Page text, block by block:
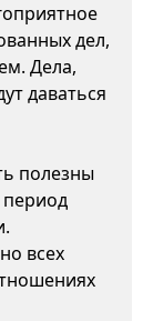
дел,
Дела,
даваться
полезны
период
всех